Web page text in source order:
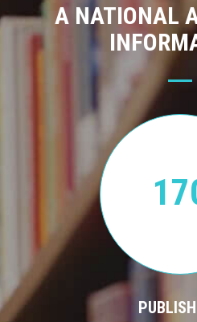
A NATIONAL